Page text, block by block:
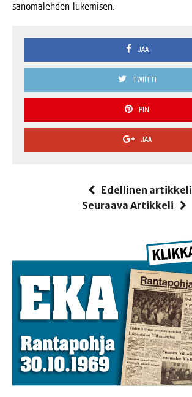
sano­ma­leh­den lukemisen.
JAA
TWIITTI
PIN
JAA
Edellinen artikkeli
Seuraava Artikkeli